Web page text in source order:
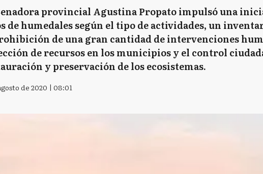
provincial Agustina Propato impulsó una
de humedales según el tipo de actividades, un
de una gran cantidad de intervenciones
de recursos en los municipios y el control
y preservación de los ecosistemas.
de 2020 | 08:01